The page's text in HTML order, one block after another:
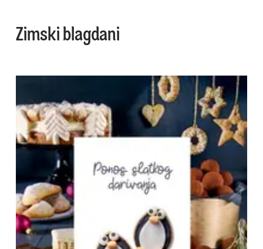
Zimski blagdani